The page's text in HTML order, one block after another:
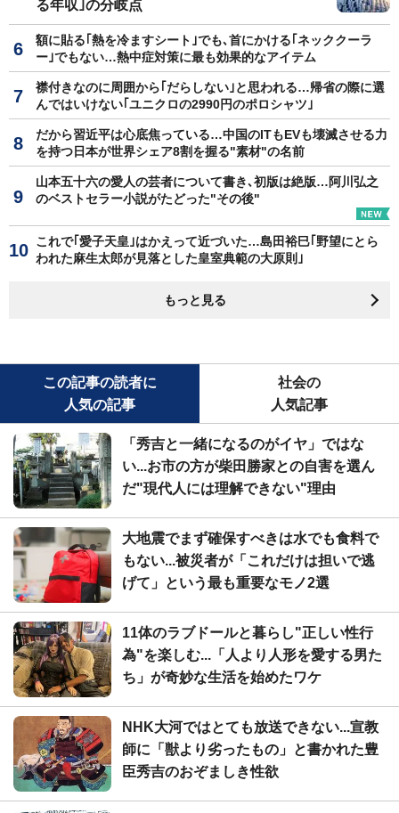
る年収｣の分岐点
額に貼る｢熱を冷ますシート｣でも､首にかける｢ネッククーラ
ー｣でもない…熱中症対策に最も効果的なアイテム
襟付きなのに周囲から｢だらしない｣と思われる…帰省の際に選
んではいけない｢ユニクロの2990円のポロシャツ｣
だから習近平は心底焦っている…中国のITもEVも壊滅させる力
を持つ日本が世界シェア8割を握る"素材"の名前
山本五十六の愛人の芸者について書き､初版は絶版…阿川弘之
のベストセラー小説がたどった"その後"
これで｢愛子天皇｣はかえって近づいた…島田裕巳｢野望にとら
われた麻生太郎が見落とした皇室典範の大原則｣
もっと見る
この記事の読者に
人気の記事
社会の
人気記事
「秀吉と一緒になるのがイヤ」ではな
い...お市の方が柴田勝家との自害を選ん
だ"現代人には理解できない"理由
大地震でまず確保すべきは水でも食料で
もない...被災者が「これだけは担いで逃
げて」という最も重要なモノ2選
11体のラブドールと暮らし"正しい性行
為"を楽しむ...「人より人形を愛する男た
ち」が奇妙な生活を始めたワケ
NHK大河ではとても放送できない...宣教
師に「獣より劣ったもの」と書かれた豊
臣秀吉のおぞましき性欲